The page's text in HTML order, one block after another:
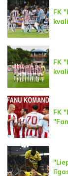
FK
FK
FK